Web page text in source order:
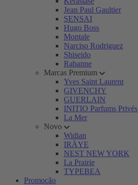
Jean Paul Gaultier
SENSAI
Hugo Boss
Montale
Narciso Rodriguez
Shiseido
Rabanne
Marcas Premium
Yves Saint Laurent
GIVENCHY
GUERLAIN
INITIO Parfums Privés
La Mer
Novo
Widian
IRÄYE
NEST NEW YORK
La Prairie
TYPEBEA
Promoção